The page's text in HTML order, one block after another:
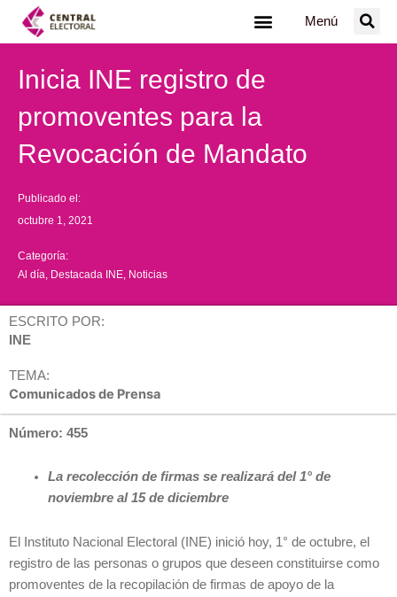
Menú
Inicia INE registro de
promoventes para la
Revocación de Mandato
Publicado el:
octubre 1, 2021
Categoría:
Al día Destacada INE Noticias
ESCRITO POR:
INE
TEMA:
Comunicados de Prensa
Número: 455
La recolección de firmas se realizará del 1° de
noviembre al 15 de diciembre
El Instituto Nacional Electoral (INE) inició hoy, 1° de octubre, el
registro de las personas o grupos que deseen constituirse como
promoventes de la recopilación de firmas de apoyo de la